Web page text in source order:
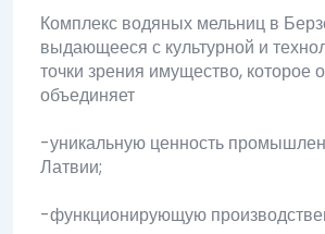
Комплекс водяных мельниц в
выдающееся с культурной и
точки зрения имущество, которое
объединяет
-уникальную ценность
Латвии;
-функционирующую